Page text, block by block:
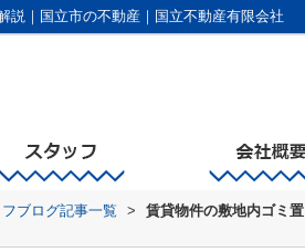
説｜国立市の不動産｜国立不動産有限会社
ブログ記事一覧 >
賃貸物件の敷地内ゴミ